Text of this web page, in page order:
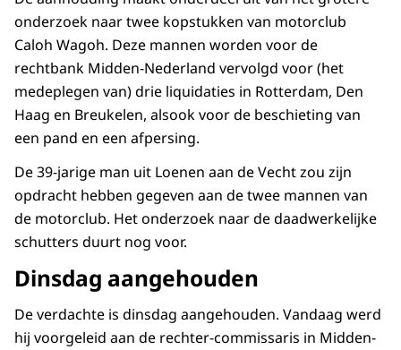
onderzoek naar twee kopstukken van motorclub
Caloh Wagoh. Deze mannen worden voor de
rechtbank Midden-Nederland vervolgd voor (het
medeplegen van) drie liquidaties in Rotterdam, Den
Haag en Breukelen, alsook voor de beschieting van
een pand en een afpersing.
De 39-jarige man uit Loenen aan de Vecht zou zijn
opdracht hebben gegeven aan de twee mannen van
de motorclub. Het onderzoek naar de daadwerkelijke
schutters duurt nog voor.
Dinsdag aangehouden
De verdachte is dinsdag aangehouden. Vandaag werd
hij voorgeleid aan de rechter-commissaris in Midden-